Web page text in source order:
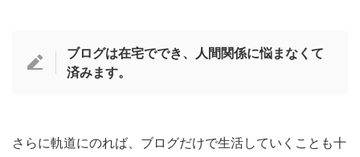
ブログは在宅ででき、人間関係に悩まなくて
済みます。
さらに軌道にのれば、 ブログだけで生活していくことも十